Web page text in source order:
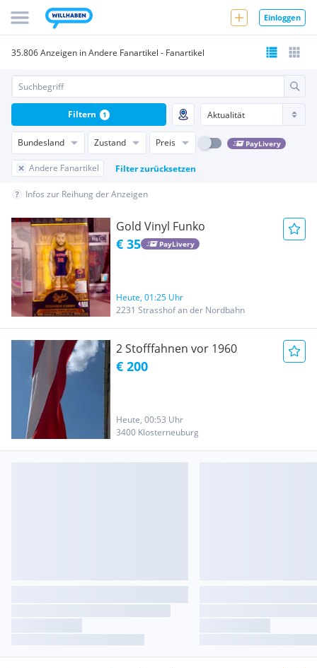
Einloggen
35.806 Anzeigen in Andere Fanartikel - Fanartikel
Bundesland Zustand Preis PayLivery
Andere Fanartikel Filter zurücksetzen
Filtern 1
Infos zur Reihung der Anzeigen
Gold Vinyl Funko
€ 35 PayLivery
Heute, 01:25 Uhr
2231 Strasshof an der Nordbahn
2 Stofffahnen vor 1960
€ 200
Heute, 00:53 Uhr
3400 Klosterneuburg